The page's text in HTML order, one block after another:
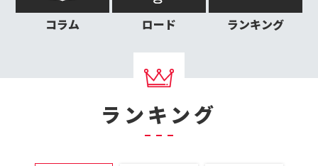
コラム ロード ランキング
ランキング